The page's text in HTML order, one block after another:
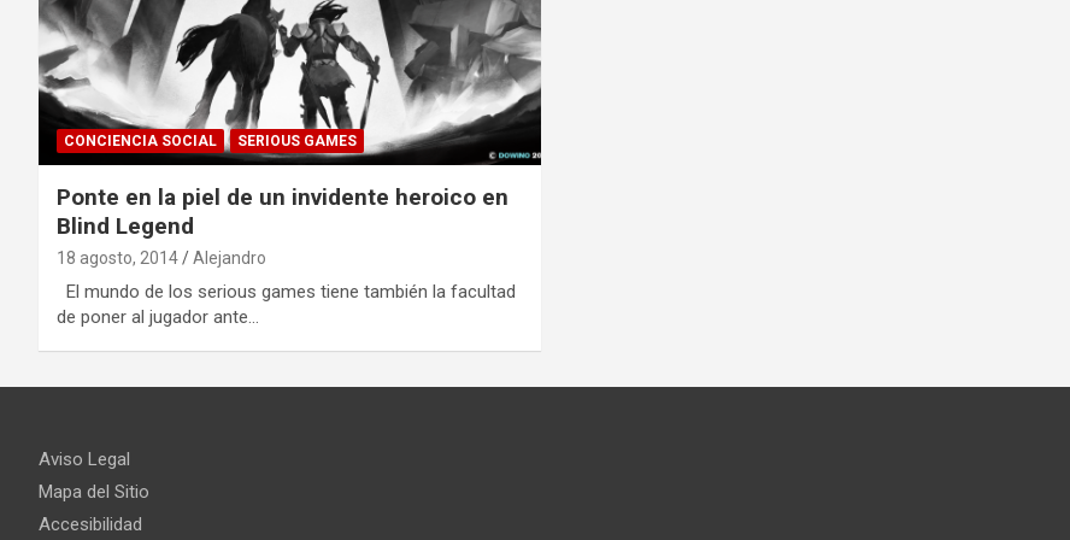
CONCIENCIA SOCIAL SERIOUS GAMES
Ponte en la piel de un invidente heroico en
Blind Legend
18 agosto, 2014 Alejandro
El mundo de los serious games tiene también la facultad
de poner al jugador ante…
Aviso Legal
Mapa del Sitio
Accesibilidad